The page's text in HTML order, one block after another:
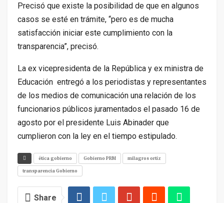
Precisó que existe la posibilidad de que en algunos
casos se esté en trámite, “pero es de mucha
satisfacción iniciar este cumplimiento con la
transparencia”, precisó.
La ex vicepresidenta de la República y ex ministra de
Educación entregó a los periodistas y representantes
de los medios de comunicación una relación de los
funcionarios públicos juramentados el pasado 16 de
agosto por el presidente Luis Abinader que
cumplieron con la ley en el tiempo estipulado.
ética gobierno Gobierno PRM
milagros ortiz
transparencia Gobierno
Share